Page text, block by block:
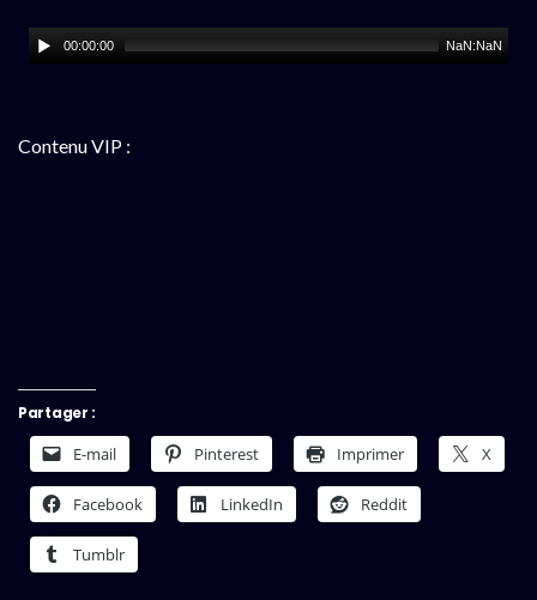
00:00:00 NaN:NaN
Contenu VIP :
Partager :
E-mail Pinterest Imprimer X
Facebook LinkedIn Reddit
Tumblr